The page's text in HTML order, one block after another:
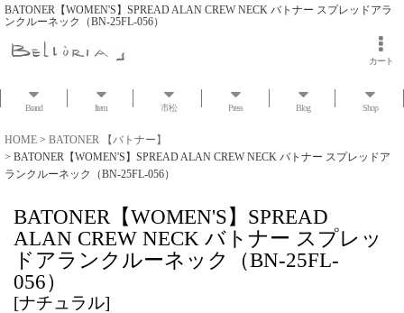
BATONER【WOMEN'S】SPREAD ALAN CREW NECK バトナー スプレッドアラ
ンクルーネック（BN-25FL-056）
カート
Brand Item 市松 Press Blog Shop
HOME > BATONER 【バトナー】
> BATONER【WOMEN'S】SPREAD ALAN CREW NECK バトナー スプレッドア
ランクルーネック（BN-25FL-056）
BATONER【WOMEN'S】SPREAD
ALAN CREW NECK バトナー スプレッ
ドアランクルーネック（BN-25FL-
056）
[ナチュラル]